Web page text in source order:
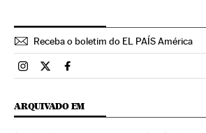
Receba o boletim do EL PAÍS América
Brasil El País Brasil en Instagram
Brasil El País Brasil en Twitter
Brasil El País Brasil en
ARQUIVADO EM